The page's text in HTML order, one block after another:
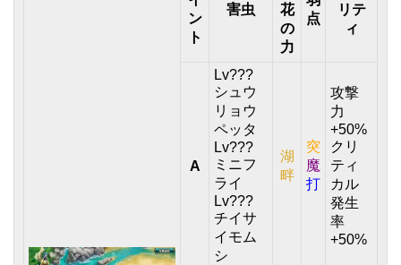
ン
ト
害虫
花
の
力
点
リテ
ィ
A
Lv???
シュウ
リョウ
ペッタ
Lv???
ミニフ
ライ
Lv???
チイサ
イモム
シ
湖
畔
突
魔
打
攻撃
力
+50%
クリ
ティ
カル
発生
率
+50%